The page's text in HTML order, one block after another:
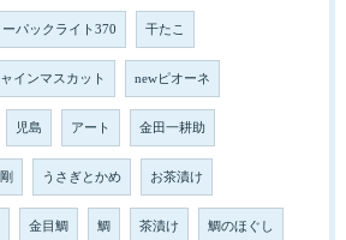
ーパックライト370 干たこ
インマスカット newピオーネ
児島 アート 金田一耕助
うさぎとかめ お茶漬け
金目鯛 鯛 茶漬け 鯛のほぐし